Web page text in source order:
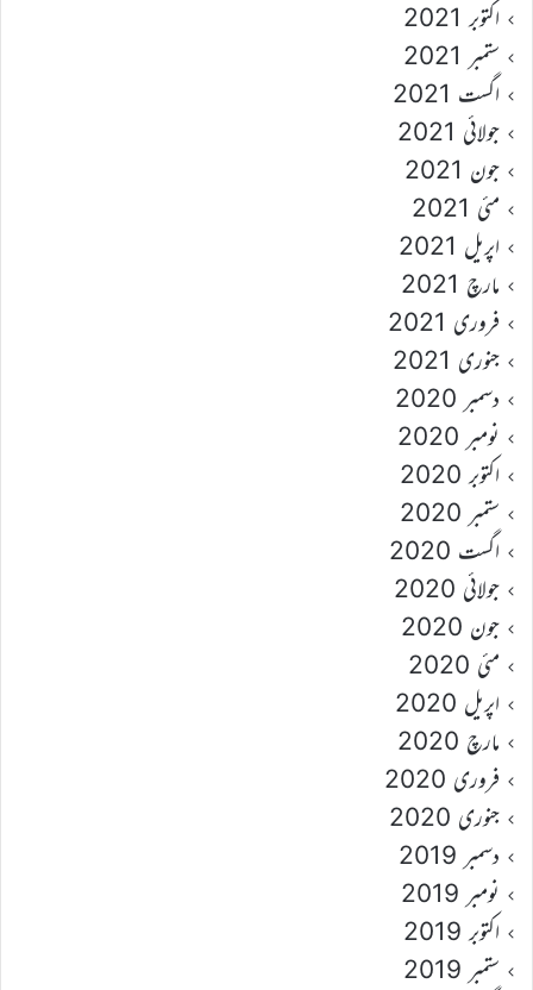
اکتوبر 2021
ستمبر 2021
اگست 2021
جولائی 2021
جون 2021
مئی 2021
اپریل 2021
مارچ 2021
فروری 2021
جنوری 2021
دسمبر 2020
نومبر 2020
اکتوبر 2020
ستمبر 2020
اگست 2020
جولائی 2020
جون 2020
مئی 2020
اپریل 2020
مارچ 2020
فروری 2020
جنوری 2020
دسمبر 2019
نومبر 2019
اکتوبر 2019
ستمبر 2019